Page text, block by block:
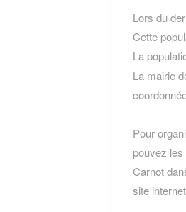
Lors du
Cette
La
La mairie
Pour
pouvez
Carnot
site